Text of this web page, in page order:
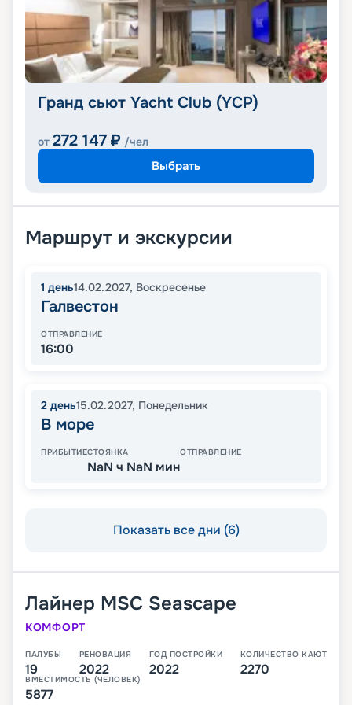
Гранд сьют Yacht Club (YCP)
от 272 147 ₽ /чел
Выбрать
Маршрут и экскурсии
1 день14.02.2027, Воскресенье
Галвестон
ОТПРАВЛЕНИЕ
16:00
2 день15.02.2027, Понедельник
В море
ПРИБЫТИЕСТОЯНКА
NaN ч NaN мин
ОТПРАВЛЕНИЕ
Показать все дни (6)
Лайнер MSC Seascape
КОМФОРТ
ПАЛУБЫ
19
РЕНОВАЦИЯ
2022
ГОД ПОСТРОЙКИ
2022
КОЛИЧЕСТВО КАЮТ
2270
ВМЕСТИМОСТЬ (ЧЕЛОВЕК)
5877